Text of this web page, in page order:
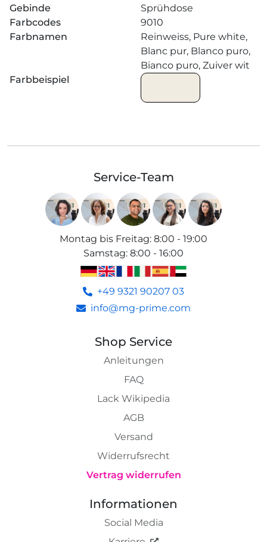
Gebinde
Sprühdose
Farbcodes
9010
Farbnamen
Reinweiss, Pure white,
Blanc pur, Blanco puro,
Bianco puro, Zuiver wit
Farbbeispiel
Service-Team
Montag bis Freitag: 8:00 - 19:00
Samstag: 8:00 - 16:00
+49 9321 90207 03
info@mg-prime.com
Shop Service
Anleitungen
FAQ
Lack Wikipedia
AGB
Versand
Widerrufsrecht
Vertrag widerrufen
Informationen
Social Media